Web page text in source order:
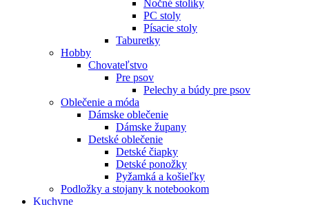
Nočné stolíky
PC stoly
Písacie stoly
Taburetky
Hobby
Chovateľstvo
Pre psov
Pelechy a búdy pre psov
Oblečenie a móda
Dámske oblečenie
Dámske župany
Detské oblečenie
Detské čiapky
Detské ponožky
Pyžamká a košieľky
Podložky a stojany k notebookom
Kuchyne